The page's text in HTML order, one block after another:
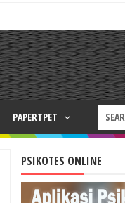
PAPERTPET
PSIKOTES ONLINE